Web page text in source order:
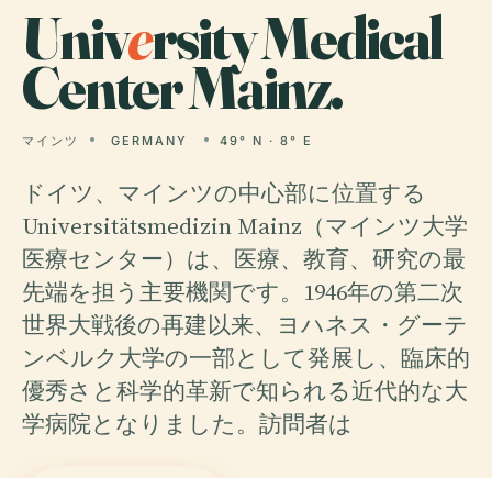
University Medical
Center Mainz.
マインツ GERMANY 49° N · 8° E
ドイツ、マインツの中心部に位置する
Universitätsmedizin Mainz（マインツ大学
医療センター）は、医療、教育、研究の最
先端を担う主要機関です。1946年の第二次
世界大戦後の再建以来、ヨハネス・グーテ
ンベルク大学の一部として発展し、臨床的
優秀さと科学的革新で知られる近代的な大
学病院となりました。訪問者は